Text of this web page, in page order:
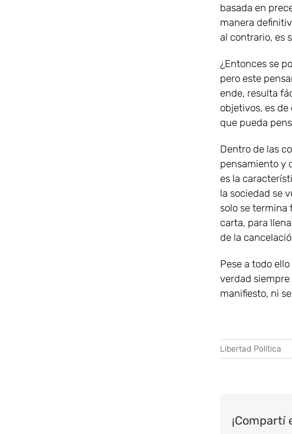
basada en
manera
al contrario, es
¿Entonces se
pero este
ende, resulta
objetivos, es
que pueda
Dentro de las
pensamiento y
es la
la sociedad se
solo se termina
carta, para
de la
Pese a todo
verdad siempre
manifiesto, ni
Libertad Política
¡Compartí